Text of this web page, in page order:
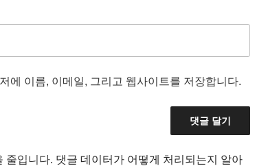
에 이름, 이메일, 그리고 웹사이트를 저장합니다.
줄입니다. 댓글 데이터가 어떻게 처리되는지 알아